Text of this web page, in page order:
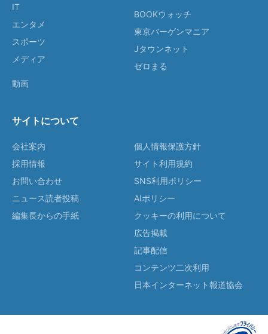
IT
エンタメ
スポーツ
メディア
動画
BOOKウォッチ
東京バーゲンマニア
Jタウンネット
ゼロまる
サイトについて
会社案内
採用情報
お問い合わせ
ニュース読者投稿
編集長からの手紙
個人情報保護方針
サイト利用規約
SNS利用ポリシー
AIポリシー
クッキーの利用について
広告掲載
記事配信
コンテンツ二次利用
日本インターネット報道協会